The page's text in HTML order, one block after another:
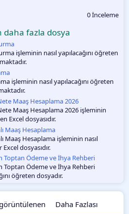
0 İnceleme
daha fazla dosya
işleminin nasıl yapılacağını öğreten
işleminin nasıl yapılacağını öğreten
Maaş Hesaplama 2026
Maaş Hesaplama 2026 işleminin
Excel dosyasıdır.
Maaş Hesaplama
Maaş Hesaplama işleminin nasıl
dosyasıdır.
Toptan Ödeme ve İhya Rehberi
Toptan Ödeme ve İhya Rehberi
öğreten dosyadır.
Daha Fazlası